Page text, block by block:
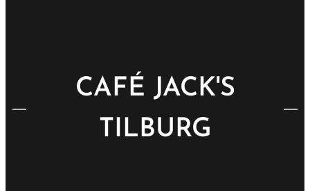
CAFÉ JACK'S
TILBURG